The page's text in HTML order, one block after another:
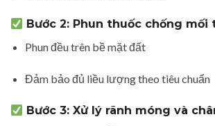
Bước 2: Phun thuốc chống mối
Phun đều trên bề mặt đất
Đảm bảo đủ liều lượng theo tiêu chuẩn
Bước 3: Xử lý rãnh móng và